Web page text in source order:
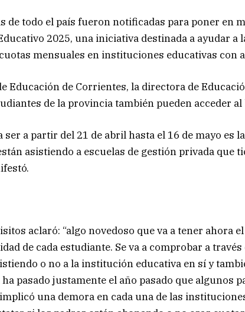
de todo el país fueron notificadas para poner en
2025, una iniciativa destinada a ayudar a
mensuales en instituciones educativas con
Educación de Corrientes, la directora de
de la provincia también pueden acceder al
ser a partir del 21 de abril hasta el 16 de mayo es
asistiendo a escuelas de gestión privada que
aclaró: “algo novedoso que va a tener ahora
de cada estudiante. Se va a comprobar a
o no a la institución educativa en sí y
pasado justamente el año pasado que algunos
una demora en cada una de las